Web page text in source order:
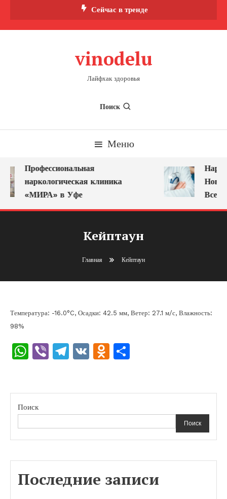
Сейчас в тренде
vinodelu
Лайфхак здоровья
Поиск
Меню
Профессиональная
наркологическая клиника
«МИРА» в Уфе
Кейптаун
Главная Кейптаун
Температура: -16.0°C, Осадки: 42.5 мм, Ветер: 27.1 м/с, Влажность:
98%
WhatsApp
ViberTelegram
VK Odnoklassniki
Поиск
Поиск
Последние записи